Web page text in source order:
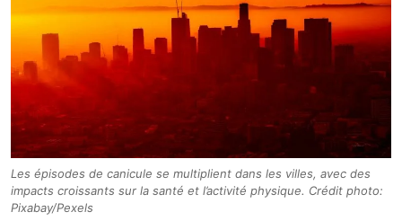
Les épisodes de canicule se multiplient dans les villes, avec des
impacts croissants sur la santé et l’activité physique. Crédit photo:
Pixabay/Pexels